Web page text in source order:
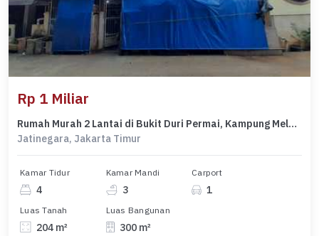
Rp 1 Miliar
Rumah Murah 2 Lantai di Bukit Duri Permai, Kampung Melayu, Jatinegara. Dkt ke Matraman
Jatinegara, Jakarta Timur
Kamar Tidur
4
Kamar Mandi
3
Carport
1
Luas Tanah
204 m²
Luas Bangunan
300 m²